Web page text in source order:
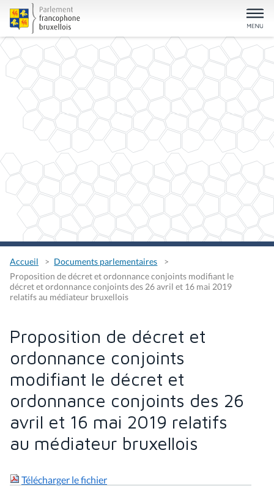
Accueil
Documents parlementaires
Proposition de décret et ordonnance conjoints modifiant le
décret et ordonnance conjoints des 26 avril et 16 mai 2019
relatifs au médiateur bruxellois
Proposition de décret et
ordonnance conjoints
modifiant le décret et
ordonnance conjoints des 26
avril et 16 mai 2019 relatifs
au médiateur bruxellois
Télécharger le fichier